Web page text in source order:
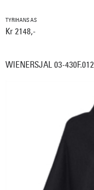
TYRIHANS AS
Kr 2148,-
WIENERSJAL 03-430F.012